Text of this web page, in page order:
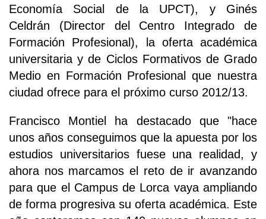
Economía Social de la UPCT), y Ginés
Celdrán (Director del Centro Integrado de
Formación Profesional), la oferta académica
universitaria y de Ciclos Formativos de Grado
Medio en Formación Profesional que nuestra
ciudad ofrece para el próximo curso 2012/13.
Francisco Montiel ha destacado que "hace
unos años conseguimos que la apuesta por los
estudios universitarios fuese una realidad, y
ahora nos marcamos el reto de ir avanzando
para que el Campus de Lorca vaya ampliando
de forma progresiva su oferta académica. Este